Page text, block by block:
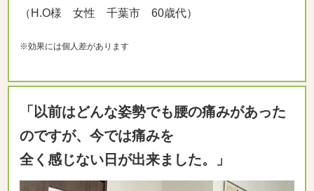
（H.O様 女性 千葉市 60歳代）
※効果には個人差があります
「以前はどんな姿勢でも腰の痛みがあった
のですが、今では痛みを
全く感じない日が出来ました。」